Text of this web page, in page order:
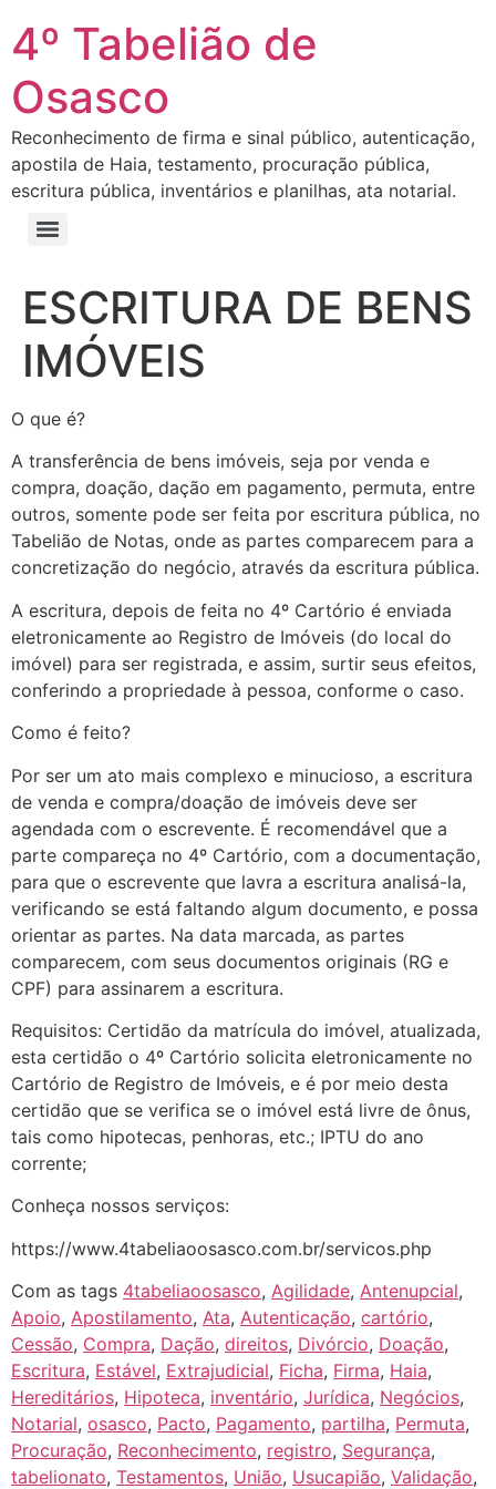
4º Tabelião de
Osasco
Reconhecimento de firma e sinal público, autenticação,
apostila de Haia, testamento, procuração pública,
escritura pública, inventários e planilhas, ata notarial.
ESCRITURA DE BENS
IMÓVEIS
O que é?
A transferência de bens imóveis, seja por venda e
compra, doação, dação em pagamento, permuta, entre
outros, somente pode ser feita por escritura pública, no
Tabelião de Notas, onde as partes comparecem para a
concretização do negócio, através da escritura pública.
A escritura, depois de feita no 4º Cartório é enviada
eletronicamente ao Registro de Imóveis (do local do
imóvel) para ser registrada, e assim, surtir seus efeitos,
conferindo a propriedade à pessoa, conforme o caso.
Como é feito?
Por ser um ato mais complexo e minucioso, a escritura
de venda e compra/doação de imóveis deve ser
agendada com o escrevente. É recomendável que a
parte compareça no 4º Cartório, com a documentação,
para que o escrevente que lavra a escritura analisá-la,
verificando se está faltando algum documento, e possa
orientar as partes. Na data marcada, as partes
comparecem, com seus documentos originais (RG e
CPF) para assinarem a escritura.
Requisitos: Certidão da matrícula do imóvel, atualizada,
esta certidão o 4º Cartório solicita eletronicamente no
Cartório de Registro de Imóveis, e é por meio desta
certidão que se verifica se o imóvel está livre de ônus,
tais como hipotecas, penhoras, etc.; IPTU do ano
corrente;
Conheça nossos serviços:
https://www.4tabeliaoosasco.com.br/servicos.php
Com as tags 4tabeliaoosasco, Agilidade, Antenupcial,
Apoio, Apostilamento, Ata, Autenticação, cartório,
Cessão, Compra, Dação, direitos, Divórcio, Doação,
Escritura, Estável, Extrajudicial, Ficha, Firma, Haia,
Hereditários, Hipoteca, inventário, Jurídica, Negócios,
Notarial, osasco, Pacto, Pagamento, partilha, Permuta,
Procuração, Reconhecimento, registro, Segurança,
tabelionato, Testamentos, União, Usucapião, Validação,